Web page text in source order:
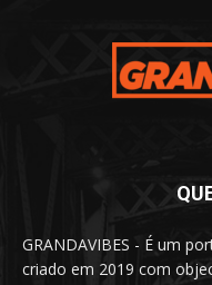
GRANDAVIBES - É um
criado em 2019 com